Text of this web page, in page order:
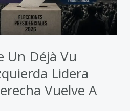
Un Déjà Vu
Lidera
Vuelve A